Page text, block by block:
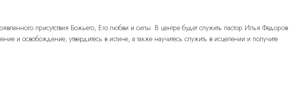
присутствия Божьего, Его любви и силы. В центре будет служить пастор Илья Федоров
освобождение, утвердитесь в истине, а также научитесь служить в исцелении и получите